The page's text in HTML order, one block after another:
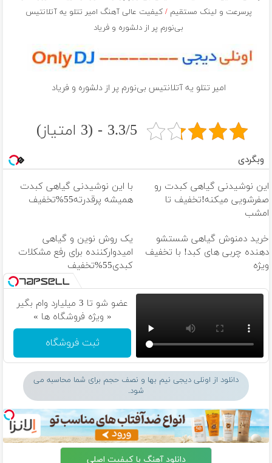
پرسرعت و لینک مستقیم/ کیفیت عالی آهنگ امیر تتلو يه آتلانتيس
بى‌نورم پر از دلشوره و فرياد
امیر تتلو يه آتلانتيس بى‌نورم پر از دلشوره و فرياد
3.3/5 - (3 امتیاز)
وبگردی
این نوشیدنی گیاهی کبدت رو
صفرشویی میکنه!تخفیف تا
امشب
با این نوشیدنی گیاهی کبدت
همیشه پرقدرته55%تخفیف
خرید دمنوش گیاهی شستشو
دهنده چربی های کبد! با تخفیف
ویژه
یک روش نوین و گیاهی
امیدوارکننده برای رفع مشکلات
کبدی55%تخفیف
عضو شو تا 3 میلیارد وام بگیر
« ویژه فروشگاه ها »
ثبت فروشگاه
دانلود از اونلی دیجی نیم بها و نصف حجم برای شما محاسبه می
شود.
دانلود آهنگ با کیفیت اصلی